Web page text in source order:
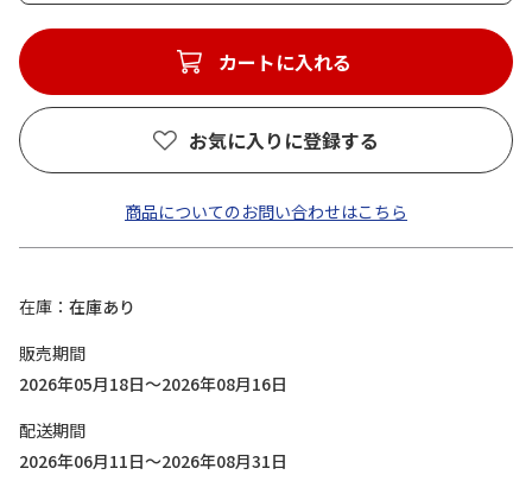
カートに入れる
お気に入りに登録する
商品についてのお問い合わせはこちら
在庫
在庫あり
販売期間
2026年05月18日～2026年08月16日
配送期間
2026年06月11日～2026年08月31日